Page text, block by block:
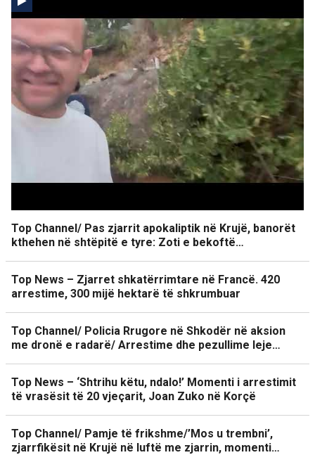
Top Channel/ Pas zjarrit apokaliptik në Krujë, banorët
kthehen në shtëpitë e tyre: Zoti e bekoftë…
Top News – Zjarret shkatërrimtare në Francë. 420
arrestime, 300 mijë hektarë të shkrumbuar
Top Channel/ Policia Rrugore në Shkodër në aksion
me dronë e radarë/ Arrestime dhe pezullime leje…
Top News – ‘Shtrihu këtu, ndalo!’ Momenti i arrestimit
të vrasësit të 20 vjeçarit, Joan Zuko në Korçë
Top Channel/ Pamje të frikshme/’Mos u trembni’,
zjarrfikësit në Krujë në luftë me zjarrin, momenti…